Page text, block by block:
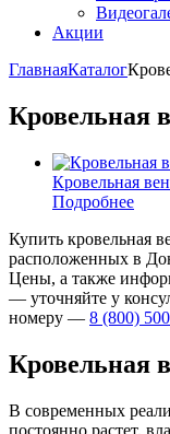
Акции
ГлавнаяКаталог
Кровельная
Кровельная
Подробнее
Купить кровельная
расположенных в
Цены, а также
— уточняйте у
номеру — 8 (800)
Кровельная
В современных
постоянно растет,